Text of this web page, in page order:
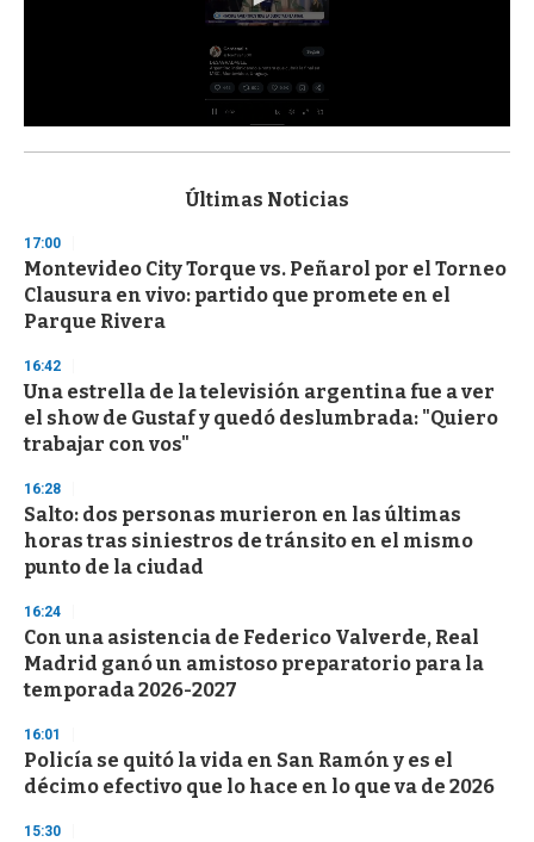
s
d
s
o
f
3
s
e
c
o
n
Últimas Noticias
17:00
Montevideo City Torque vs. Peñarol por el Torneo
Clausura en vivo: partido que promete en el
Parque Rivera
16:42
Una estrella de la televisión argentina fue a ver
el show de Gustaf y quedó deslumbrada: "Quiero
trabajar con vos"
16:28
Salto: dos personas murieron en las últimas
horas tras siniestros de tránsito en el mismo
punto de la ciudad
16:24
Con una asistencia de Federico Valverde, Real
Madrid ganó un amistoso preparatorio para la
temporada 2026-2027
16:01
Policía se quitó la vida en San Ramón y es el
décimo efectivo que lo hace en lo que va de 2026
15:30